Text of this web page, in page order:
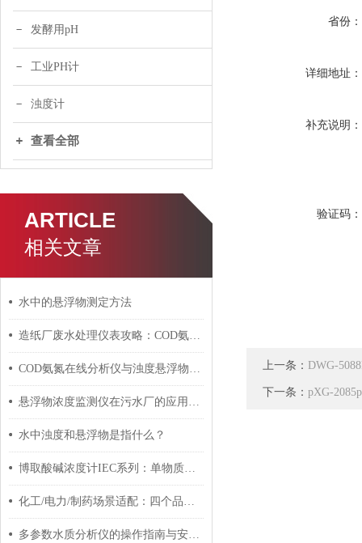
发酵用pH
工业PH计
浊度计
查看全部
ARTICLE
相关文章
水中的悬浮物测定方法
造纸厂废水处理仪表攻略：COD氨氮悬浮物在线监测实操
COD氨氮在线分析仪与浊度悬浮物联用方案：化工行业配置清单
悬浮物浓度监测仪在污水厂的应用：选型与安装调试对比
水中浊度和悬浮物是指什么？
博取酸碱浓度计IEC系列：单物质测量如何保障化工工艺精准度？
化工/电力/制药场景适配：四个品牌电导率传感器优劣势分析
多参数水质分析仪的操作指南与安全事项
省份：
详细地址：
补充说明：
验证码：
上一条： DWG-
下一条： pXG-